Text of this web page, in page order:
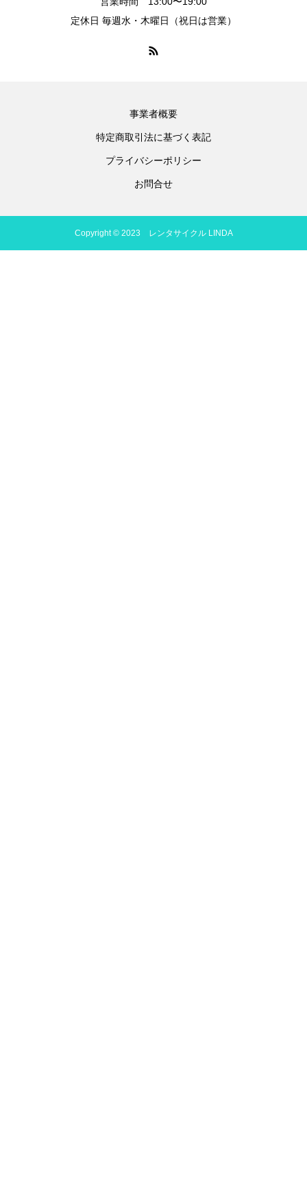
定休日 毎週水・木曜日（祝日は営業）
事業者概要
特定商取引法に基づく表記
プライバシーポリシー
お問合せ
Copyright © 2023 レンタサイクル LINDA